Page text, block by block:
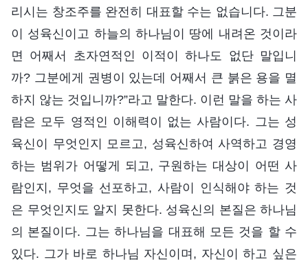
리시는 창조주를 완전히 대표할 수는 없습니다. 그분
이 성육신이고 하늘의 하나님이 땅에 내려온 것이라
면 어째서 초자연적인 이적이 하나도 없단 말입니
까? 그분에게 권병이 있는데 어째서 큰 붉은 용을 멸
하지 않는 것입니까?”라고 말한다. 이런 말을 하는 사
람은 모두 영적인 이해력이 없는 사람이다. 그는 성
육신이 무엇인지 모르고, 성육신하여 사역하고 경영
하는 범위가 어떻게 되고, 구원하는 대상이 어떤 사
람인지, 무엇을 선포하고, 사람이 인식해야 하는 것
은 무엇인지도 알지 못한다. 성육신의 본질은 하나님
의 본질이다. 그는 하나님을 대표해 모든 것을 할 수
있다. 그가 바로 하나님 자신이며, 자신이 하고 싶은